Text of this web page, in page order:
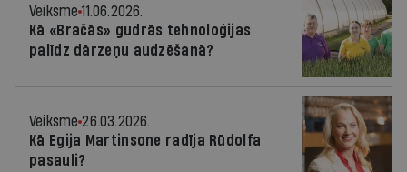
Veiksme 11.06.2026.
Kā «Bračās» gudrās tehnoloģijas
palīdz dārzeņu audzēšanā?
Veiksme 26.03.2026.
Kā Egija Martinsone radīja Rūdolfa
pasauli?